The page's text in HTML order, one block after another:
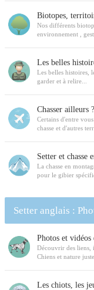
Biotopes,
Nos différents
environnement ,
Les belles
Les belles histoires,
garder et à relire...
Chasser ailleurs ?
Certains d'entre
chasse et d'autres
Setter et chasse
La chasse en
pour le gibier
Setter anglais :
Photos et
Découvrir des liens,
Chiens et nature
Les chiots, les